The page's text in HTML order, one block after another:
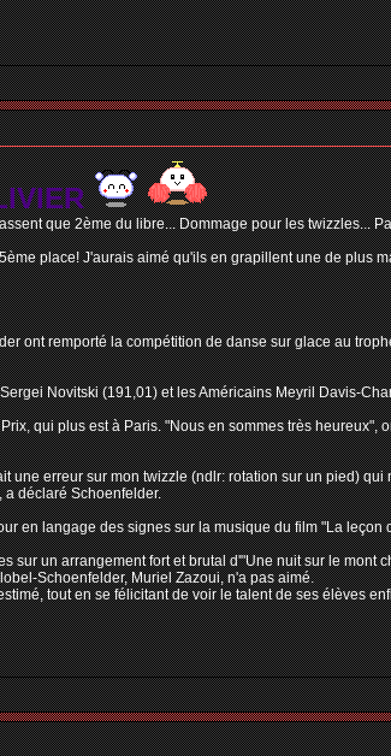
que 2ème du libre... Dommage pour les twizzles...
place! J'aurais aimé qu'ils en grapillent une de plus
ont remporté la compétition de danse sur glace au
Novitski (191,01) et les Américains Meyril Davis-
qui plus est à Paris. "Nous en sommes très
une erreur sur mon twizzle (ndlr: rotation sur un pied)
a déclaré Schoenfelder.
en langage des signes sur la musique du film "La
sur un arrangement fort et brutal d'"Une nuit sur le
Schoenfelder, Muriel Zazoui, n'a pas aimé.
tout en se félicitant de voir le talent de ses élèves